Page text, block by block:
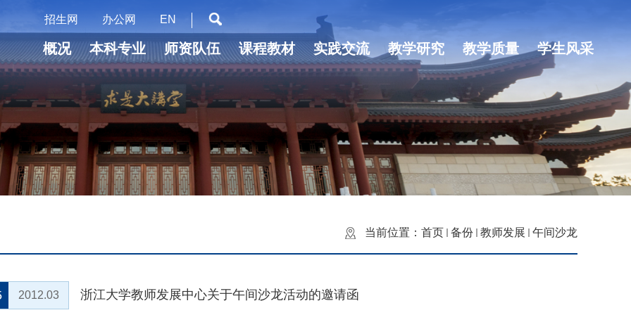
招生网 办公网 EN
概况 本科专业 师资队伍 课程教材 实践交流 教学研究 教学质量 学生风采
当前位置： 首页 备份 教师发展 午间沙龙
2012.03 浙江大学教师发展中心关于午间沙龙活动的邀请函